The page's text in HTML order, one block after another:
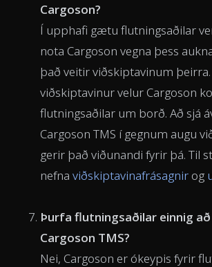
Cargoson?
Í upphafi gætu flutningsaðilar
nota Cargoson vegna þess
það veitir viðskiptavinum
viðskiptavinur velur Cargoson
flutningsaðilar um borð. Að sjá
Cargoson TMS í gegnum augu
gerir það viðunandi fyrir þá. Til
nefna viðskiptavinafrásagnir og
Þurfa flutningsaðilar einnig
Cargoson TMS?
Nei, Cargoson er ókeypis fyrir